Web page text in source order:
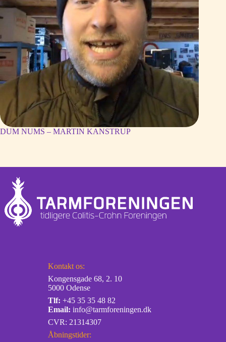
DUM NUMS – MARTIN KANSTRUP
Kontakt os:
Kongensgade 68, 2. 10
5000 Odense
Tlf: +45 35 35 48 82
Email: info@tarmforeningen.dk
CVR: 21314307
Åbningstider: